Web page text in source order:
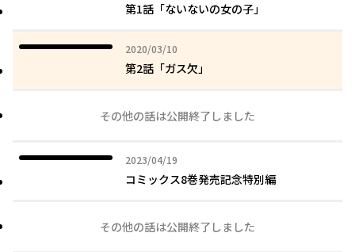
第1話「ないないの女の子」
2020/03/10
2020年03月10日
第2話「ガス欠」
その他の話は公開終了しました
2023/04/19
2023年04月19日
コミックス8巻発売記念特別編
その他の話は公開終了しました